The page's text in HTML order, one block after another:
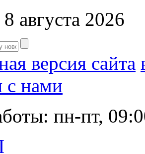
августа 2026
версия сайта
с нами
пн-пт,